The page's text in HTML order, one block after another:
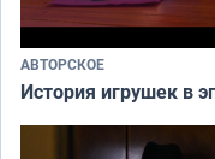
АВТОРСКОЕ
История игрушек в